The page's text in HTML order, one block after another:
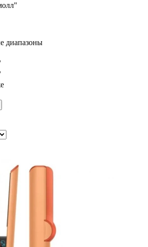
диапазоны